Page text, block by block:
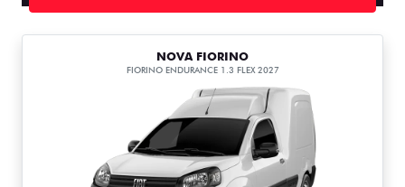
NOVA FIORINO
FIORINO ENDURANCE 1.3 FLEX 2027